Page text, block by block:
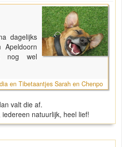
dagelijks
nog wel
en Tibetaantjes Sarah en Chenpo
valt die af.
natuurlijk, heel lief!